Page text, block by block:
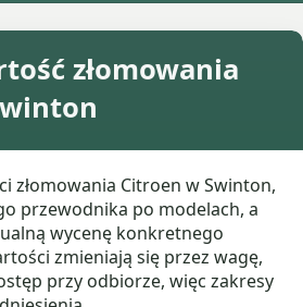
złomowania
złomowania Citroen w Swinton,
przewodnika po modelach, a
wycenę konkretnego
zmieniają się przez wagę,
przy odbiorze, więc zakresy